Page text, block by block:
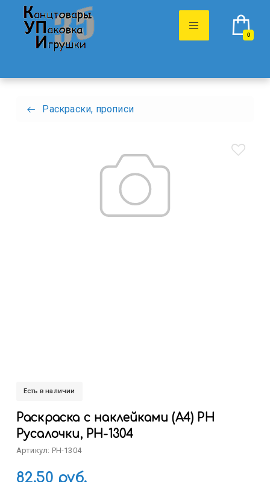
0
Раскраски, прописи
Есть в наличии
Раскраска с наклейками (А4) РН
Русалочки, РН-1304
Артикул: РН-1304
82.50 руб.